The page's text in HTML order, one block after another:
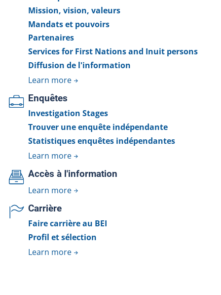
Mission, vision, valeurs
Mandats et pouvoirs
Partenaires
Services for First Nations and Inuit persons
Diffusion de l'information
Learn more
Enquêtes
Investigation Stages
Trouver une enquête indépendante
Statistiques enquêtes indépendantes
Learn more
Accès à l'information
Learn more
Carrière
Faire carrière au BEI
Profil et sélection
Learn more